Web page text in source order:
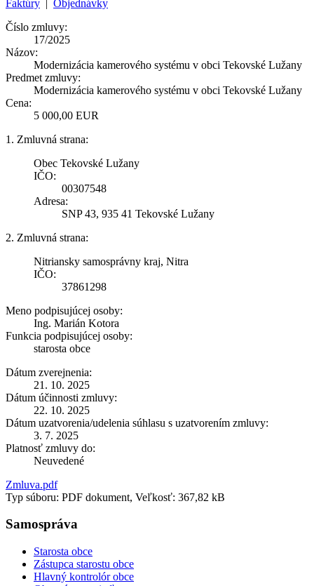
Faktúry
Objednávky
Číslo zmluvy:
17/2025
Názov:
Modernizácia kamerového systému v obci Tekovské Lužany
Predmet zmluvy:
Modernizácia kamerového systému v obci Tekovské Lužany
Cena:
5 000,00 EUR
1. Zmluvná strana:
Obec Tekovské Lužany
IČO:
00307548
Adresa:
SNP 43, 935 41 Tekovské Lužany
2. Zmluvná strana:
Nitriansky samosprávny kraj, Nitra
IČO:
37861298
Meno podpisujúcej osoby:
Ing. Marián Kotora
Funkcia podpisujúcej osoby:
starosta obce
Dátum zverejnenia:
21. 10. 2025
Dátum účinnosti zmluvy:
22. 10. 2025
Dátum uzatvorenia/udelenia súhlasu s uzatvorením zmluvy:
3. 7. 2025
Platnosť zmluvy do:
Neuvedené
Zmluva.pdf
Typ súboru: PDF dokument, Veľkosť: 367,82 kB
Samospráva
Starosta obce
Zástupca starostu obce
Hlavný kontrolór obce